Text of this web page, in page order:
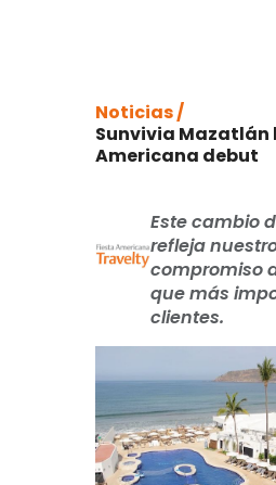
Noticias /
Sunvivia Mazatlán
Americana debut
Este cambio
refleja
compromiso
que más
clientes.